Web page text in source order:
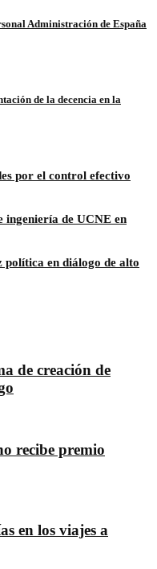
Administración de España
de la decencia en la
por el control efectivo
ingeniería de UCNE en
política en diálogo de alto
de creación de
recibe premio
en los viajes a